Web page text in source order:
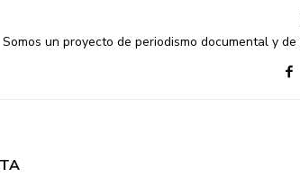
Somos un proyecto de periodismo documental y